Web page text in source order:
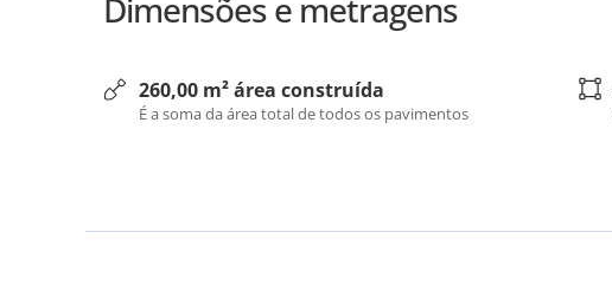
Dimensões e metragens
260,00 m² área construída
É a soma da área total de todos os pavimentos